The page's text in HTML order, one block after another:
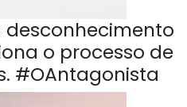
o processo de
#OAntagonista